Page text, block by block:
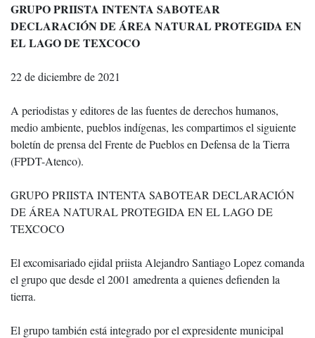
GRUPO PRIISTA INTENTA SABOTEAR
DECLARACIÓN DE ÁREA NATURAL PROTEGIDA EN
EL LAGO DE TEXCOCO
22 de diciembre de 2021
A periodistas y editores de las fuentes de derechos humanos,
medio ambiente, pueblos indígenas, les compartimos el siguiente
boletín de prensa del Frente de Pueblos en Defensa de la Tierra
(FPDT-Atenco).
GRUPO PRIISTA INTENTA SABOTEAR DECLARACIÓN
DE ÁREA NATURAL PROTEGIDA EN EL LAGO DE
TEXCOCO
El excomisariado ejidal priista Alejandro Santiago Lopez comanda
el grupo que desde el 2001 amedrenta a quienes defienden la
tierra.
El grupo también está integrado por el expresidente municipal